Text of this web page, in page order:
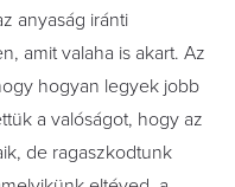
anyaság iránti
amit valaha is akart. Az
hogyan legyek jobb
a valóságot, hogy az
de ragaszkodtunk